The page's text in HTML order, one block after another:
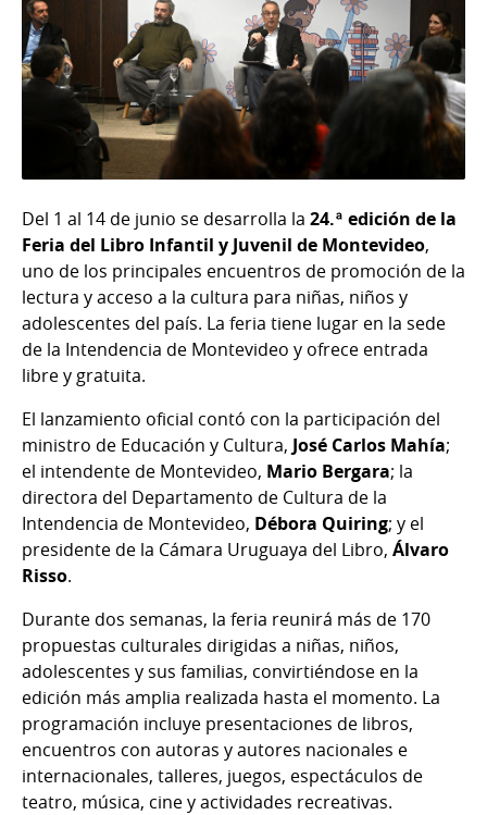
Del 1 al 14 de junio se desarrolla la 24.ª edición de la
Feria del Libro Infantil y Juvenil de Montevideo,
uno de los principales encuentros de promoción de la
lectura y acceso a la cultura para niñas, niños y
adolescentes del país. La feria tiene lugar en la sede
de la Intendencia de Montevideo y ofrece entrada
libre y gratuita.
El lanzamiento oficial contó con la participación del
ministro de Educación y Cultura, José Carlos Mahía;
el intendente de Montevideo, Mario Bergara; la
directora del Departamento de Cultura de la
Intendencia de Montevideo, Débora Quiring; y el
presidente de la Cámara Uruguaya del Libro, Álvaro
Risso.
Durante dos semanas, la feria reunirá más de 170
propuestas culturales dirigidas a niñas, niños,
adolescentes y sus familias, convirtiéndose en la
edición más amplia realizada hasta el momento. La
programación incluye presentaciones de libros,
encuentros con autoras y autores nacionales e
internacionales, talleres, juegos, espectáculos de
teatro, música, cine y actividades recreativas.